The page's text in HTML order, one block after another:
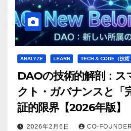
ANALYZE LEARN TECH & CODE（技術
DAOの技術的解剖：ス
クト・ガバナンスと「
証的限界【2026年版】
2026年2月6日 CO-